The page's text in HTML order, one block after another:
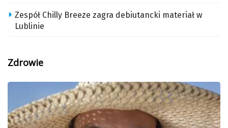
Zespół Chilly Breeze zagra debiutancki materiał w
Lublinie
Zdrowie